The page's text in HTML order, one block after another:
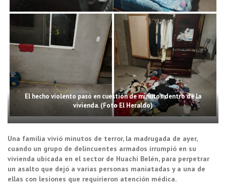
El hecho violento pasó en cuestión de minutos dentro de la
vivienda. (Foto El Heraldo)
Una familia vivió minutos de terror, la madrugada de ayer,
cuando un grupo de delincuentes armados irrumpió en su
vivienda ubicada en el sector de Huachi Belén, para perpetrar
un asalto que dejó a varias personas maniatadas y a una de
ellas con lesiones que requirieron atención médica.